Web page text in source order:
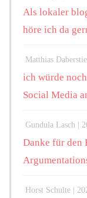
Als lokaler
höre ich da
Matthias
ich würde
Social Media
Gundula Lasch |
Danke für den
Horst Schulte |